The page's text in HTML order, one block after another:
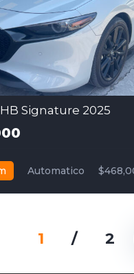
Signature 2025
Automatico
1 / 2